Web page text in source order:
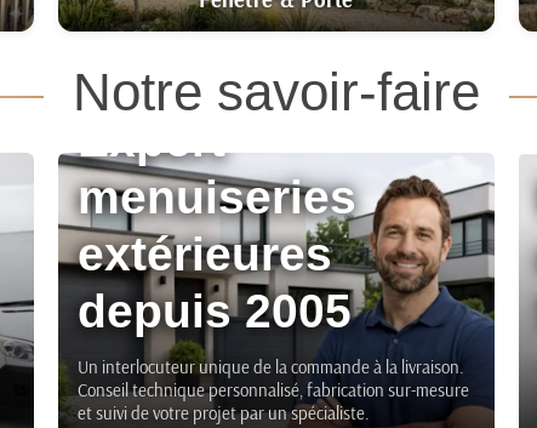
Notre savoir-faire
Expert
menuiseries
extérieures
depuis 2005
Un interlocuteur unique de la commande à la livraison.
Conseil technique personnalisé, fabrication sur-mesure
et suivi de votre projet par un spécialiste.